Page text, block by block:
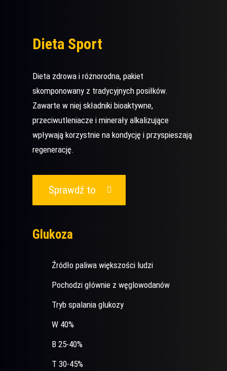
Dieta Sport
Dieta zdrowa i różnorodna, pakiet
skomponowany z tradycyjnych posiłków.
Zawarte w niej składniki bioaktywne,
przeciwutleniacze i minerały alkalizujące
wpływają korzystnie na kondycję i przyspieszają
regenerację.
Sprawdź to
Glukoza
Źródło paliwa większości ludzi
Pochodzi głównie z węglowodanów
Tryb spalania glukozy
W 40%
B 25-40%
T 30-45%